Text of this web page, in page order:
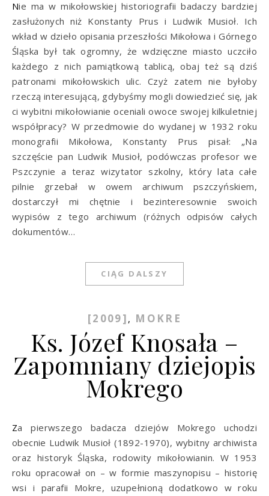
Nie ma w mikołowskiej historiografii badaczy bardziej
zasłużonych niż Konstanty Prus i Ludwik Musioł. Ich
wkład w dzieło opisania przeszłości Mikołowa i Górnego
Śląska był tak ogromny, że wdzięczne miasto uczciło
każdego z nich pamiątkową tablicą, obaj też są dziś
patronami mikołowskich ulic. Czyż zatem nie byłoby
rzeczą interesującą, gdybyśmy mogli dowiedzieć się, jak
ci wybitni mikołowianie oceniali owoce swojej kilkuletniej
współpracy? W przedmowie do wydanej w 1932 roku
monografii Mikołowa, Konstanty Prus pisał: „Na
szczęście pan Ludwik Musioł, podówczas profesor we
Pszczynie a teraz wizytator szkolny, który lata całe
pilnie grzebał w owem archiwum pszczyńskiem,
dostarczył mi chętnie i bezinteresownie swoich
wypisów z tego archiwum (różnych odpisów całych
dokumentów…
CIĄG DALSZY
[2009] , MOKRE
Ks. Józef Knosała –
Zapomniany dziejopis
Mokrego
Za pierwszego badacza dziejów Mokrego uchodzi
obecnie Ludwik Musioł (1892-1970), wybitny archiwista
oraz historyk Śląska, rodowi­ty mikołowianin. W 1953
roku opracował on – w formie maszynopisu – historię
wsi i parafii Mokre, uzupełnioną dodatkowo w roku